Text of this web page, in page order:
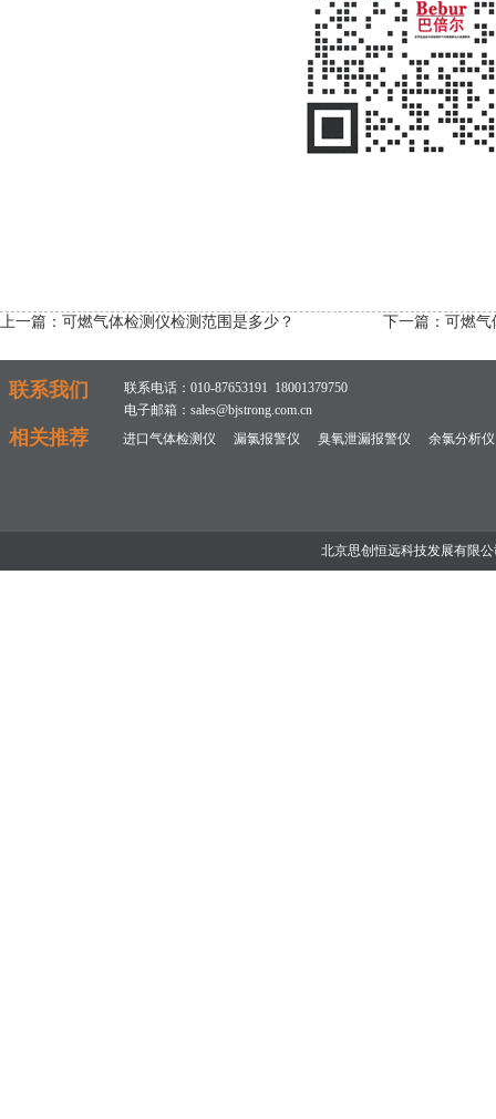
上一篇： 可燃气体检测仪检测范围是多少？ 下一篇： 可燃气
联系我们
联系电话：010-87653191 18001379750
电子邮箱：sales@bjstrong.com.cn
相关推荐 进口气体检测仪 漏氯报警仪 臭氧泄漏报警仪 余氯分析仪
北京思创恒远科技发展有限